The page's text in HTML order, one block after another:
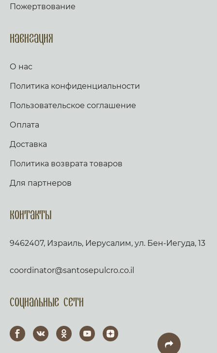
Пожертвование
Навигация
О нас
Политика конфиденциальности
Пользовательское соглашение
Оплата
Доставка
Политика возврата товаров
Для партнеров
Контакты
9462407, Израиль, Иерусалим, ул. Бен-Иегуда, 13
coordinator@santosepulcro.co.il
Социальные сети